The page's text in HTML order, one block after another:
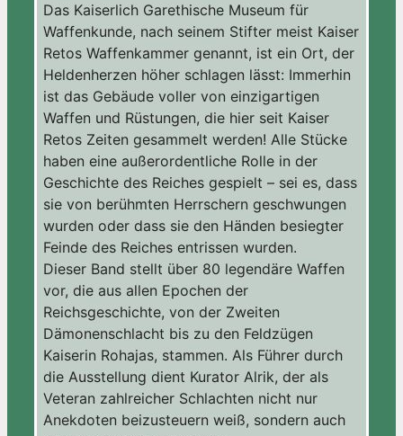
Das Kaiserlich Garethische Museum für
Waffenkunde, nach seinem Stifter meist Kaiser
Retos Waffenkammer genannt, ist ein Ort, der
Heldenherzen höher schlagen lässt: Immerhin
ist das Gebäude voller von einzigartigen
Waffen und Rüstungen, die hier seit Kaiser
Retos Zeiten gesammelt werden! Alle Stücke
haben eine außerordentliche Rolle in der
Geschichte des Reiches gespielt – sei es, dass
sie von berühmten Herrschern geschwungen
wurden oder dass sie den Händen besiegter
Feinde des Reiches entrissen wurden.
Dieser Band stellt über 80 legendäre Waffen
vor, die aus allen Epochen der
Reichsgeschichte, von der Zweiten
Dämonenschlacht bis zu den Feldzügen
Kaiserin Rohajas, stammen. Als Führer durch
die Ausstellung dient Kurator Alrik, der als
Veteran zahlreicher Schlachten nicht nur
Anekdoten beizusteuern weiß, sondern auch